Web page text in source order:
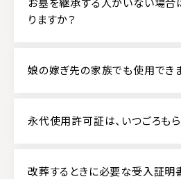
りますか？
娘の嫁ぎ先の家族でも使用でき
永代使用許可証は、いつごろも
改葬するときに必要な受入証明